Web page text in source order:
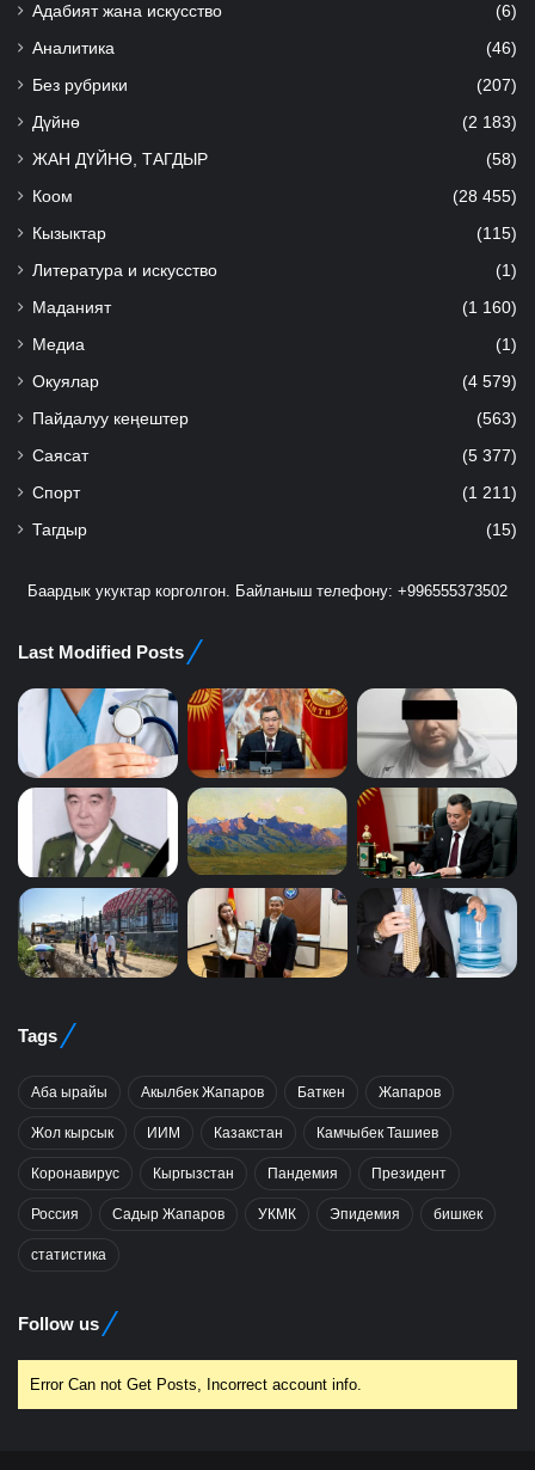
Адабият жана искусство (6)
Аналитика (46)
Без рубрики (207)
Дүйнө (2 183)
ЖАН ДҮЙНӨ, ТАГДЫР (58)
Коом (28 455)
Кызыктар (115)
Литература и искусство (1)
Маданият (1 160)
Медиа (1)
Окуялар (4 579)
Пайдалуу кеңештер (563)
Саясат (5 377)
Спорт (1 211)
Тагдыр (15)
Баардык укуктар корголгон. Байланыш телефону: +996555373502
Last Modified Posts
Tags
Аба ырайы Акылбек Жапаров Баткен Жапаров
Жол кырсык ИИМ Казакстан Камчыбек Ташиев
Коронавирус Кыргызстан Пандемия Президент
Россия Садыр Жапаров УКМК Эпидемия бишкек
статистика
Follow us
Error Can not Get Posts, Incorrect account info.